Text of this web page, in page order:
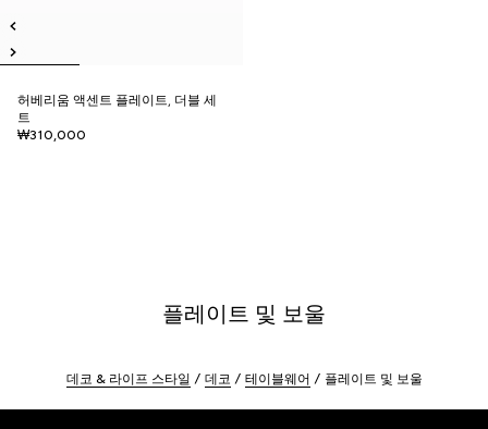
허베리움 액센트 플레이트, 더블 세
트
₩310,000
플레이트 및 보울
데코 & 라이프 스타일 데코 테이블웨어 플레이트 및 보울